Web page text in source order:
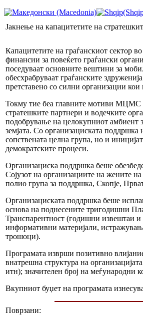
Јакнење на капацитетите на
Капацитетите на граѓанскиот сектор
финансии за повеќето граѓански
поседуваат основните вештини за
обесхрабруваат граѓанските
претставено со силни организации
Токму тие беа главните мотиви МЦМС
стратешките партнери и водечките
подобрување на целокупниот амбиент
земјата. Со организациската
сопствената целна група, но и
демократските процеси.
Организациска поддршка беше
Сојузот на организациите на жените
полио група за поддршка, Скопје,
Организациската поддршка беше
основа на поднесените тригодишни
Транспарентност (годишни извештаи
информативни материјали,
трошоци).
Програмата изврши позитивно
внатрешна структура на
итн); значителен број на меѓународни
Вкупниот буџет на програмата
Поврзани: